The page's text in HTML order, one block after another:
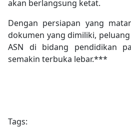
akan berlangsung ketat.
Dengan persiapan yang
dokumen yang dimiliki,
ASN di bidang pendidikan
semakin terbuka lebar.***
Tags: